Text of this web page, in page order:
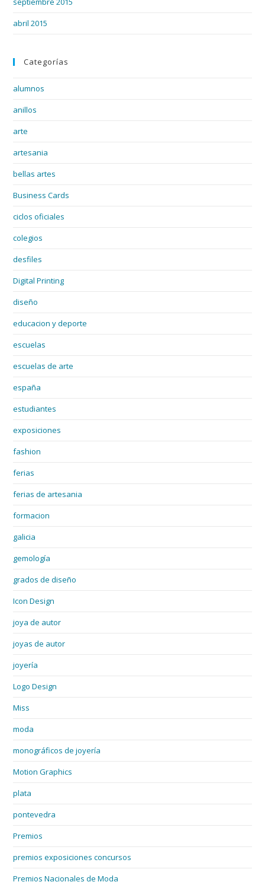
abril 2015
Categorías
alumnos
anillos
arte
artesania
bellas artes
Business Cards
ciclos oficiales
colegios
desfiles
Digital Printing
diseño
educacion y deporte
escuelas
escuelas de arte
españa
estudiantes
exposiciones
fashion
ferias
ferias de artesania
formacion
galicia
gemología
grados de diseño
Icon Design
joya de autor
joyas de autor
joyería
Logo Design
Miss
moda
monográficos de joyería
Motion Graphics
plata
pontevedra
Premios
premios exposiciones concursos
Premios Nacionales de Moda